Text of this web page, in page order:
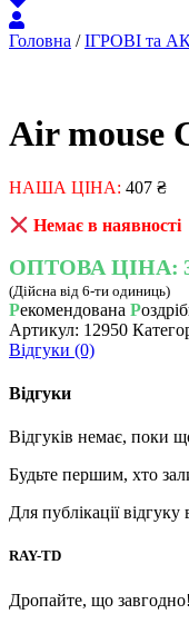
Головна /ІГРОВІ та
Air mouse
НАША ЦІНА: 407 ₴
Немає в наявності
ОПТОВА ЦІНА:
(Дійсна від 6-ти одиниць)
Рекомендована Р
Артикул: 12950
Відгуки (0)
Відгуки
Відгуків немає, поки
Будьте першим, хто
Для публікації
RAY-TD
Дропайте, що завгодно!